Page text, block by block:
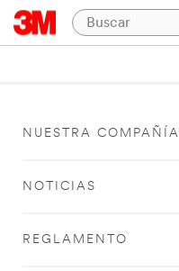
NUESTRA COMPAÑÍA
NOTICIAS
REGLAMENTO